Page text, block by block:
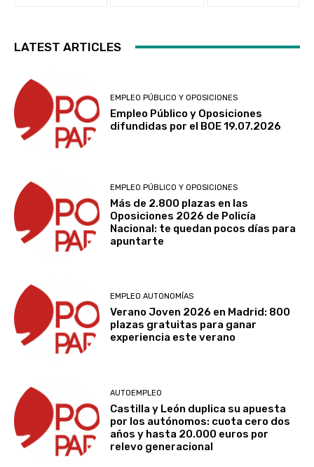
LATEST ARTICLES
EMPLEO PÚBLICO Y OPOSICIONES
Empleo Público y Oposiciones
difundidas por el BOE 19.07.2026
EMPLEO PÚBLICO Y OPOSICIONES
Más de 2.800 plazas en las
Oposiciones 2026 de Policía
Nacional: te quedan pocos días para
apuntarte
EMPLEO AUTONOMÍAS
Verano Joven 2026 en Madrid: 800
plazas gratuitas para ganar
experiencia este verano
AUTOEMPLEO
Castilla y León duplica su apuesta
por los autónomos: cuota cero dos
años y hasta 20.000 euros por
relevo generacional